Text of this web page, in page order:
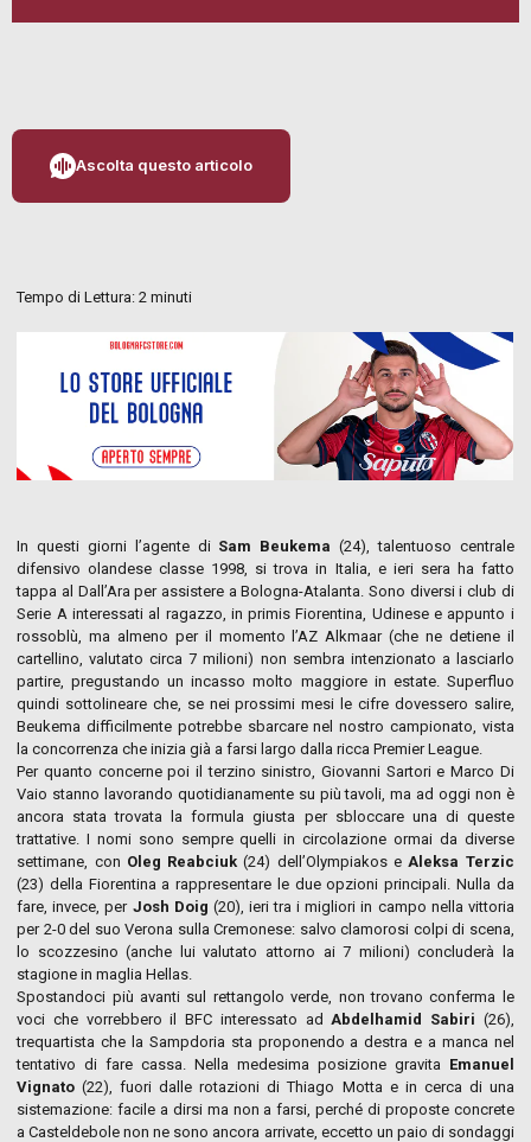
Ascolta questo articolo
Tempo di Lettura:2 minuti
In questi giorni l’agente di Sam Beukema (24), talentuoso centrale
difensivo olandese classe 1998, si trova in Italia, e ieri sera ha fatto
tappa al Dall’Ara per assistere a Bologna-Atalanta. Sono diversi i club di
Serie A interessati al ragazzo, in primis Fiorentina, Udinese e appunto i
rossoblù, ma almeno per il momento l’AZ Alkmaar (che ne detiene il
cartellino, valutato circa 7 milioni) non sembra intenzionato a lasciarlo
partire, pregustando un incasso molto maggiore in estate. Superfluo
quindi sottolineare che, se nei prossimi mesi le cifre dovessero salire,
Beukema difficilmente potrebbe sbarcare nel nostro campionato, vista
la concorrenza che inizia già a farsi largo dalla ricca Premier League.
Per quanto concerne poi il terzino sinistro, Giovanni Sartori e Marco Di
Vaio stanno lavorando quotidianamente su più tavoli, ma ad oggi non è
ancora stata trovata la formula giusta per sbloccare una di queste
trattative. I nomi sono sempre quelli in circolazione ormai da diverse
settimane, con Oleg Reabciuk (24) dell’Olympiakos e Aleksa Terzic
(23) della Fiorentina a rappresentare le due opzioni principali. Nulla da
fare, invece, per Josh Doig (20), ieri tra i migliori in campo nella vittoria
per 2-0 del suo Verona sulla Cremonese: salvo clamorosi colpi di scena,
lo scozzesino (anche lui valutato attorno ai 7 milioni) concluderà la
stagione in maglia Hellas.
Spostandoci più avanti sul rettangolo verde, non trovano conferma le
voci che vorrebbero il BFC interessato ad Abdelhamid Sabiri (26),
trequartista che la Sampdoria sta proponendo a destra e a manca nel
tentativo di fare cassa. Nella medesima posizione gravita Emanuel
Vignato (22), fuori dalle rotazioni di Thiago Motta e in cerca di una
sistemazione: facile a dirsi ma non a farsi, perché di proposte concrete
a Casteldebole non ne sono ancora arrivate, eccetto un paio di sondaggi